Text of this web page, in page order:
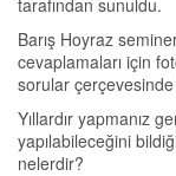
tarafından sunuldu.
Barış Hoyraz
cevaplamaları için
sorular çerçevesinde
Yıllardır yapmanız
yapılabileceğini
nelerdir?